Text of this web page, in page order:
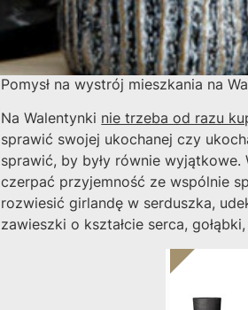
Pomysł na wystrój mieszkania na
Na Walentynki nie trzeba od razu
sprawić swojej ukochanej czy
sprawić, by były równie
czerpać przyjemność ze wspólnie
rozwiesić girlandę w serduszka,
zawieszki o kształcie serca,